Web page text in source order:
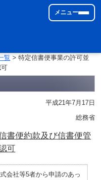
メニュー
覧> 特定信書便事業の許可並
平成21年7月17日
総務省
書便約款及び信書便管
可
会社等5者から申請のあっ